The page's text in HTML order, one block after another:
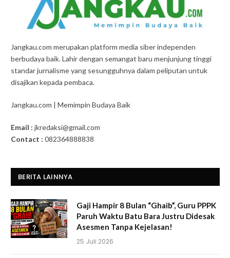
Jangkau.com merupakan platform media siber independen
berbudaya baik. Lahir dengan semangat baru menjunjung tinggi
standar jurnalisme yang sesungguhnya dalam peliputan untuk
disajikan kepada pembaca.
Jangkau.com | Memimpin Budaya Baik
Email : jkredaksi@gmail.com
Contact : 082364888838
BERITA LAINNYA
Gaji Hampir 8 Bulan “Ghaib”, Guru PPPK
Paruh Waktu Batu Bara Justru Didesak
Asesmen Tanpa Kejelasan!
25 Juli 2026